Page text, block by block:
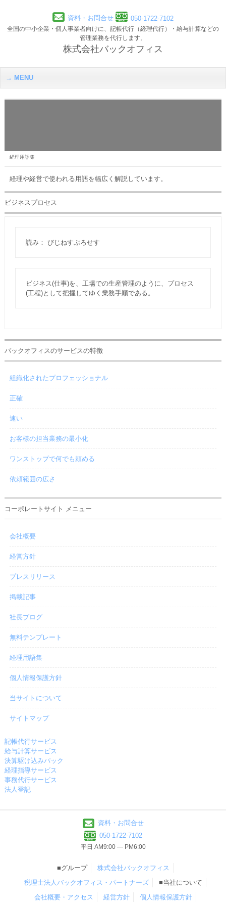
資料・お問合せ 050-1722-7102
全国の中小企業・個人事業者向けに、記帳代行（経理代行）・給与計算などの
管理業務を代行します。
株式会社バックオフィス
MENU
経理用語集
経理や経営で使われる用語を幅広く解説しています。
ビジネスプロセス
読み： びじねすぷろせす
ビジネス(仕事)を、工場での生産管理のように、プロセス
(工程)として把握してゆく業務手順である。
バックオフィスのサービスの特徴
組織化されたプロフェッショナル
正確
速い
お客様の担当業務の最小化
ワンストップで何でも頼める
依頼範囲の広さ
コーポレートサイト メニュー
会社概要
経営方針
プレスリリース
掲載記事
社長ブログ
無料テンプレート
経理用語集
個人情報保護方針
当サイトについて
サイトマップ
記帳代行サービス
給与計算サービス
決算駆け込みパック
経理指導サービス
事務代行サービス
法人登記
資料・お問合せ
050-1722-7102
平日 AM9:00 ― PM6:00
■グループ
株式会社バックオフィス
税理士法人バックオフィス・パートナーズ
■当社について
会社概要・アクセス
経営方針 個人情報保護方針